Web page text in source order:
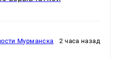
Мурманска 2 часа назад